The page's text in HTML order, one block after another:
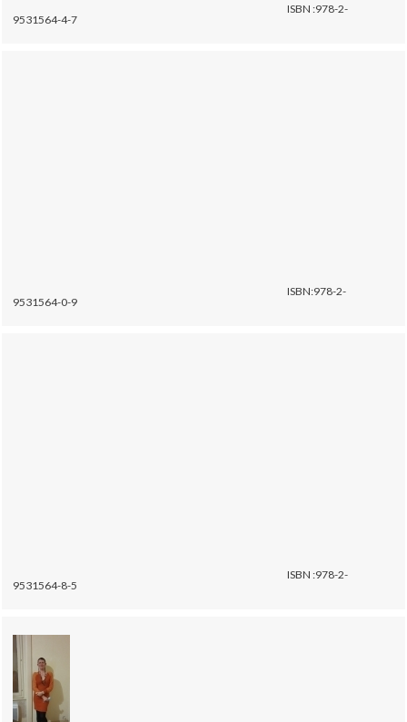
ISBN :978-2-
9531564-4-7
ISBN:978-2-
9531564-0-9
ISBN :978-2-
9531564-8-5